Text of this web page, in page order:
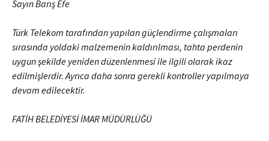
Sayın Barış Efe
Türk Telekom tarafından yapılan güçlendirme çalışmaları
sırasında yoldaki malzemenin kaldırılması, tahta perdenin
uygun şekilde yeniden düzenlenmesi ile ilgili olarak ikaz
edilmişlerdir. Ayrıca daha sonra gerekli kontroller yapılmaya
devam edilecektir.
FATİHBELEDİYESİ İMAR MÜDÜRLÜĞÜ